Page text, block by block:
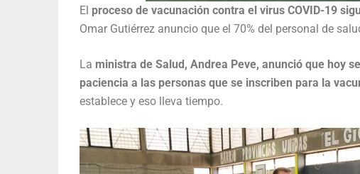
El proceso de vacunación contra el virus COVID-19
Omar Gutiérrez anuncio que el 70% del personal de
La ministra de Salud, Andrea Peve, anunció que hoy
paciencia a las personas que se inscriben para la
establece y eso lleva tiempo.